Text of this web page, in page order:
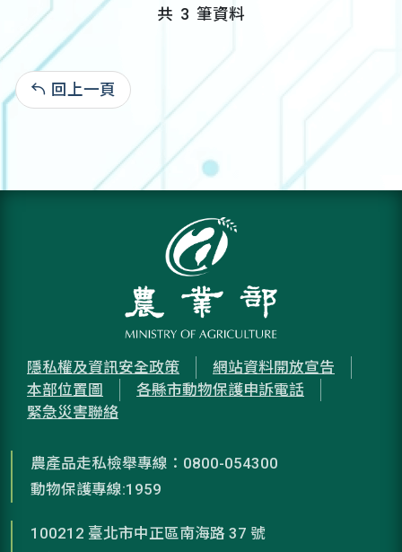
共 3 筆資料
回上一頁
隱私權及資訊安全政策
網站資料開放宣告
本部位置圖
各縣市動物保護申訴電話
緊急災害聯絡
農產品走私檢舉專線：0800-054300
動物保護專線:1959
100212 臺北市中正區南海路 37 號